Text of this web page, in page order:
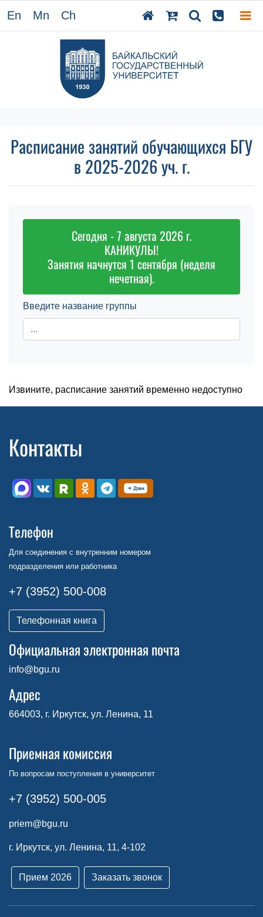
En Mn Ch
Расписание занятий обучающихся БГУ
в 2025-2026 уч. г.
Сегодня - 7 августа 2026 г.
КАНИКУЛЫ!
Занятия начнутся 1 сентября (неделя
нечетная).
Введите название группы
Извините, расписание занятий временно недоступно
Контакты
Телефон
Для соединения с внутренним номером
подразделения или работника
+7 (3952) 500-008
Телефонная книга
Официальная электронная почта
info@bgu.ru
Адрес
664003, г. Иркутск, ул. Ленина, 11
Приемная комиссия
По вопросам поступления в университет
+7 (3952) 500-005
priem@bgu.ru
г. Иркутск, ул. Ленина, 11, 4-102
Прием 2026 Заказать звонок